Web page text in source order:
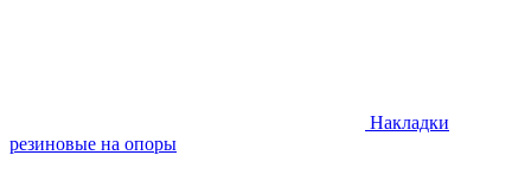
Накладки
резиновые на опоры